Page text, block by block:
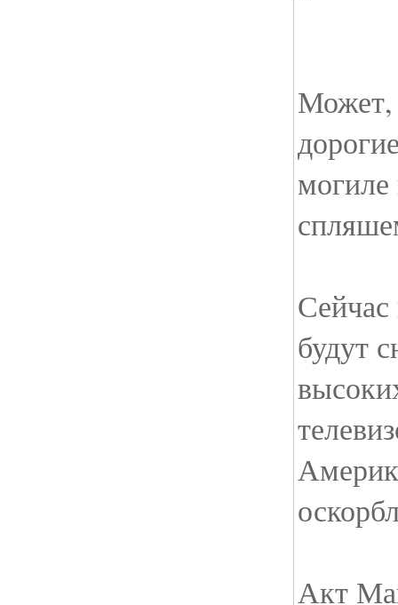
Может,
будут
Акт